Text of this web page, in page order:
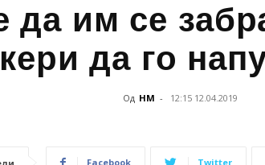
им се
да го
Од НМ - 12:15 12.04.2019
Facebook Twitter